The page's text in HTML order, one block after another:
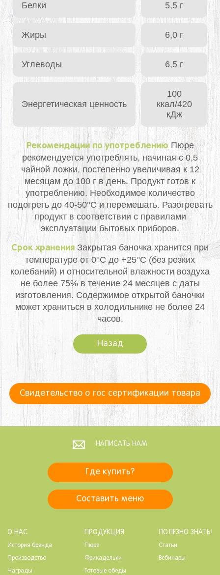
Белки 5,5 г
Жиры 6,0 г
Углеводы 6,5 г
Энергетическая ценность
100
ккал/420
кДж
Рекомендации по употреблению Пюре
рекомендуется употреблять, начиная с 0,5
чайной ложки, постепенно увеличивая к 12
месяцам до 100 г в день. Продукт готов к
употреблению. Необходимое количество
подогреть до 40-50°С и перемешать. Разогревать
продукт в соответствии с правилами
эксплуатации бытовых приборов.
Срок хранения Закрытая баночка хранится при
температуре от 0°С до +25°С (без резких
колебаний) и относительной влажности воздуха
не более 75% в течение 24 месяцев с даты
изготовления. Содержимое открытой баночки
может храниться в холодильнике не более 24
часов.
Назад
Свидетельство о гос сертификации товара
Где купить?
Составить меню
НАПИСАТЬ НАМ
О НАС
История бренда
Производство
Награды
ПРОДУКЦИЯ
Пюре
Фрикадельки
Готовые обеды
ПОЛЕЗНО ЗНАТЬ!
Статьи
Вебинары